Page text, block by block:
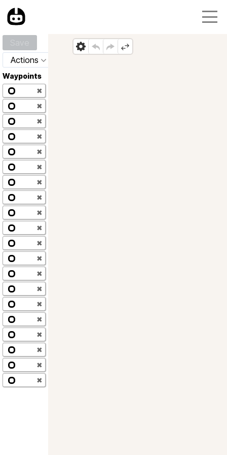
Actions
Waypoints
✖
✖
✖
✖
✖
✖
✖
✖
✖
✖
✖
✖
✖
✖
✖
✖
✖
✖
✖
✖